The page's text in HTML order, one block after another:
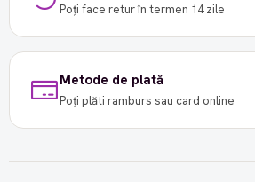
Poți face retur în termen 14 zile
Metode de plată
Poți plăti ramburs sau card online